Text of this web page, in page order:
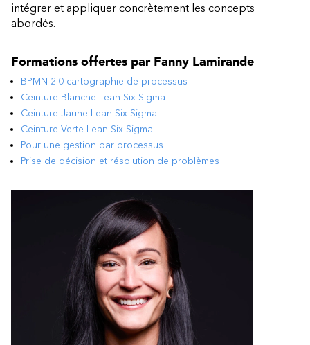
intégrer et appliquer concrètement les concepts
abordés.
Formations offertes par Fanny Lamirande
BPMN 2.0 cartographie de processus
Ceinture Blanche Lean Six Sigma
Ceinture Jaune Lean Six Sigma
Ceinture Verte Lean Six Sigma
Pour une gestion par processus
Prise de décision et résolution de problèmes